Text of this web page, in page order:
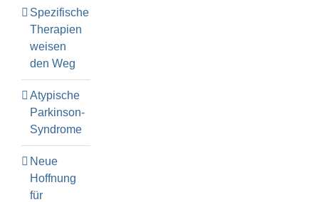
Spezifische
Therapien
weisen
den Weg
Atypische
Parkinson-
Syndrome
Neue
Hoffnung
für